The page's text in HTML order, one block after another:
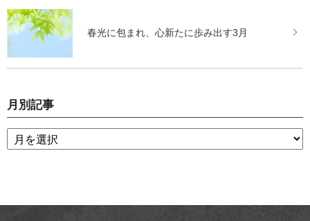
春光に包まれ、心新たに歩み出す3月
月別記事